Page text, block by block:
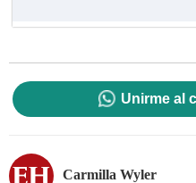
Unirme al
Carmilla Wyler